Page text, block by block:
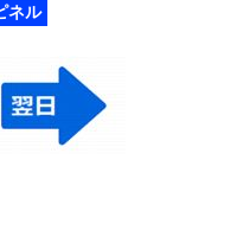
ネル